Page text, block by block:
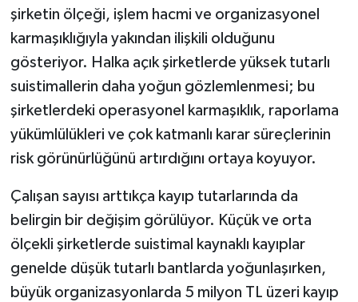
şirketin ölçeği, işlem hacmi ve organizasyonel
karmaşıklığıyla yakından ilişkili olduğunu
gösteriyor. Halka açık şirketlerde yüksek tutarlı
suistimallerin daha yoğun gözlemlenmesi; bu
şirketlerdeki operasyonel karmaşıklık, raporlama
yükümlülükleri ve çok katmanlı karar süreçlerinin
risk görünürlüğünü artırdığını ortaya koyuyor.
Çalışan sayısı arttıkça kayıp tutarlarında da
belirgin bir değişim görülüyor. Küçük ve orta
ölçekli şirketlerde suistimal kaynaklı kayıplar
genelde düşük tutarlı bantlarda yoğunlaşırken,
büyük organizasyonlarda 5 milyon TL üzeri kayıp